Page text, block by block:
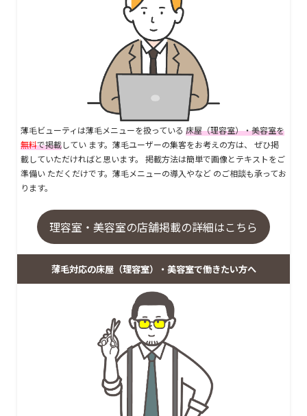
薄毛ビューティは薄毛メニューを扱っている 床屋（理容室）・美容室を
無料で掲載してい ます。薄毛ユーザーの集客をお考えの方は、 ぜひ掲
載していただければと思います。 掲載方法は簡単で画像とテキストをご
準備い ただくだけです。薄毛メニューの導入やなど のご相談も承ってお
ります。
理容室・美容室の店舗掲載の詳細はこちら
薄毛対応の床屋（理容室）・美容室で働きたい方へ